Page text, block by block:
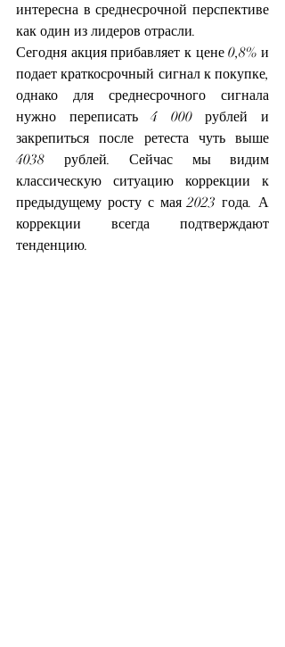
интересна в среднесрочной перспективе
как один из лидеров отрасли.
Сегодня акция прибавляет к цене 0,8% и
подает краткосрочный сигнал к покупке,
однако для среднесрочного сигнала
нужно переписать 4 000 рублей и
закрепиться после ретеста чуть выше
4038 рублей. Сейчас мы видим
классическую ситуацию коррекции к
предыдущему росту с мая 2023 года. А
коррекции всегда подтверждают
тенденцию.